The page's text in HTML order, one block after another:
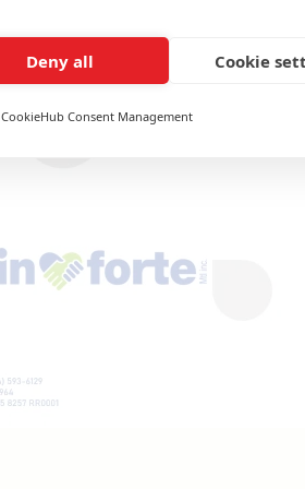
Deny all Cookie
CookieHub Consent Management